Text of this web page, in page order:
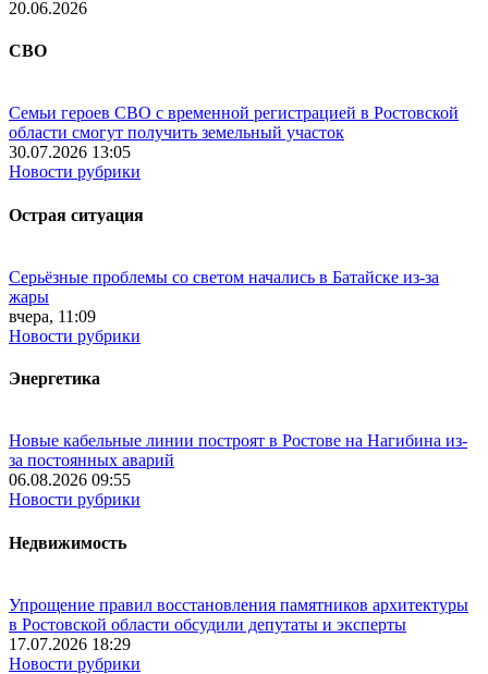
20.06.2026
СВО
Семьи героев СВО с временной регистрацией в Ростовской
области смогут получить земельный участок
30.07.2026 13:05
Новости рубрики
Острая ситуация
Серьёзные проблемы со светом начались в Батайске из-за
жары
вчера, 11:09
Новости рубрики
Энергетика
Новые кабельные линии построят в Ростове на Нагибина из-
за постоянных аварий
06.08.2026 09:55
Новости рубрики
Недвижимость
Упрощение правил восстановления памятников архитектуры
в Ростовской области обсудили депутаты и эксперты
17.07.2026 18:29
Новости рубрики